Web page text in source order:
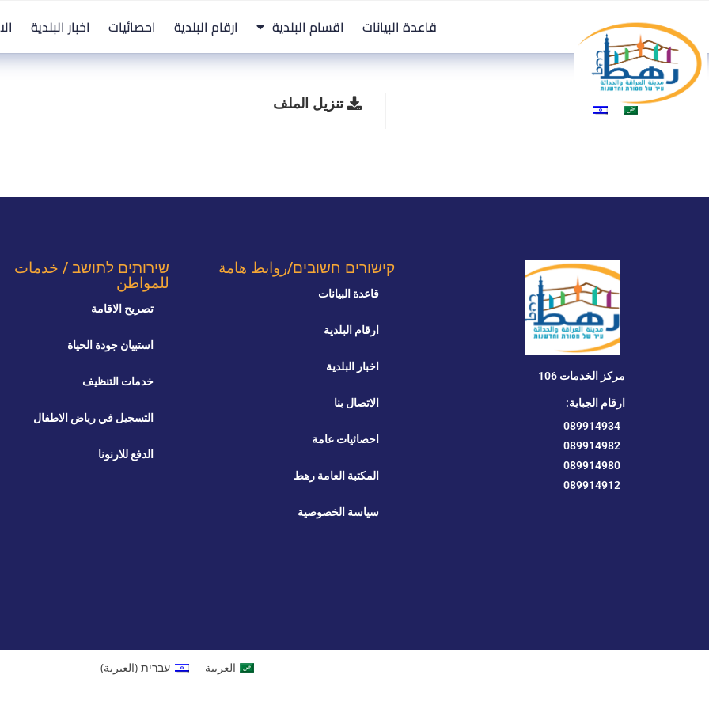
قاعدة البيانات اقسام البلدية ارقام البلدية احصائيات اخبار البلدية
تنزيل الملف
مركز الخدمات 106
ارقام الجباية:
089914934
089914982
089914980
089914912
קישורים חשובים/روابط هامة
قاعدة البيانات
ارقام البلدية
اخبار البلدية
الاتصال بنا
احصائيات عامة
المكتبة العامة رهط
سياسة الخصوصية
שירותים לתושב / خدمات
للمواطن
تصريح الاقامة
استبيان جودة الحياة
خدمات التنظيف
التسجيل في رياض الاطفال
الدفع للارنونا
العربية עברית (العبرية)